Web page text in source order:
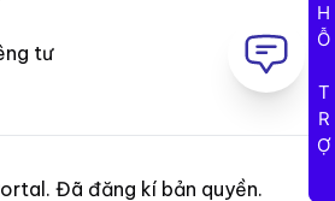
tư
. Đã đăng kí bản quyền.
HỖ TRỢ